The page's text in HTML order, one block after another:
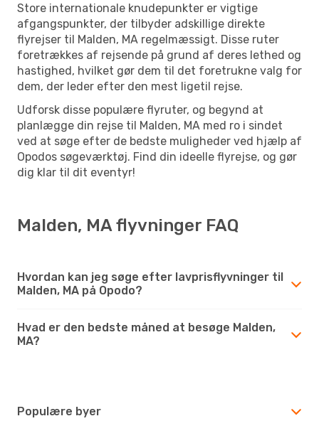
Store internationale knudepunkter er vigtige
afgangspunkter, der tilbyder adskillige direkte
flyrejser til Malden, MA regelmæssigt. Disse ruter
foretrækkes af rejsende på grund af deres lethed og
hastighed, hvilket gør dem til det foretrukne valg for
dem, der leder efter den mest ligetil rejse.
Udforsk disse populære flyruter, og begynd at
planlægge din rejse til Malden, MA med ro i sindet
ved at søge efter de bedste muligheder ved hjælp af
Opodos søgeværktøj. Find din ideelle flyrejse, og gør
dig klar til dit eventyr!
Malden, MA flyvninger FAQ
Hvordan kan jeg søge efter lavprisflyvninger til
Malden, MA på Opodo?
Hvad er den bedste måned at besøge Malden,
MA?
Populære byer